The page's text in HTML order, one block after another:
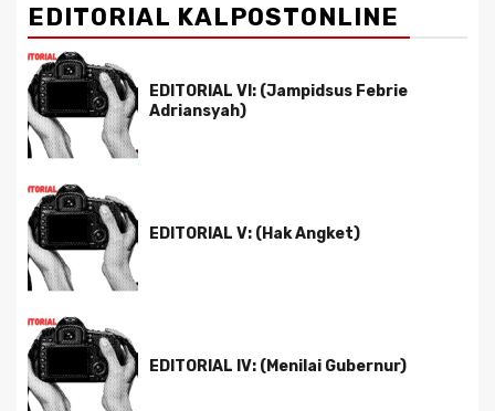
EDITORIAL KALPOSTONLINE
EDITORIAL VI: (Jampidsus Febrie
Adriansyah)
EDITORIAL V: (Hak Angket)
EDITORIAL IV: (Menilai Gubernur)